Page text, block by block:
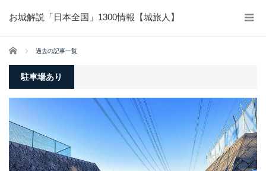
お城解説「日本全国」1300情報【城旅人】
ホーム 過去の記事一覧
駐車場あり